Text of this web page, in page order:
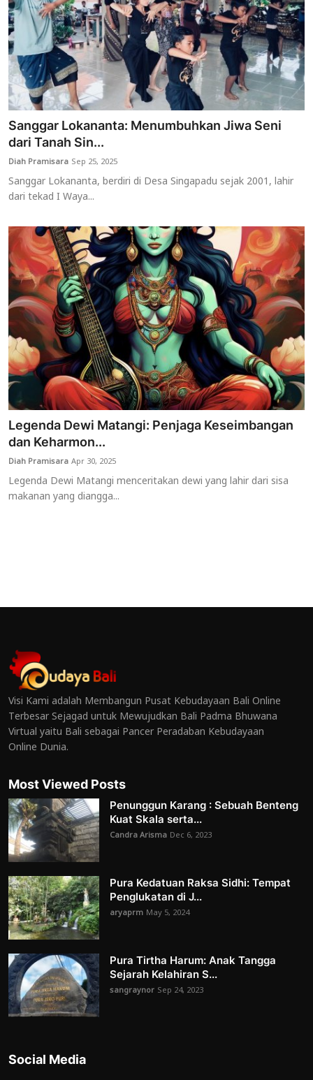
Sanggar Lokananta: Menumbuhkan Jiwa Seni
dari Tanah Sin...
Diah Pramisara Sep 25, 2025
Sanggar Lokananta, berdiri di Desa Singapadu sejak 2001, lahir
dari tekad I Waya...
Legenda Dewi Matangi: Penjaga Keseimbangan
dan Keharmon...
Diah PramisaraApr 30, 2025
Legenda Dewi Matangi menceritakan dewi yang lahir dari sisa
makanan yang diangga...
Visi Kami adalah Membangun Pusat Kebudayaan Bali Online
Terbesar Sejagad untuk Mewujudkan Bali Padma Bhuwana
Virtual yaitu Bali sebagai Pancer Peradaban Kebudayaan
Online Dunia.
Most Viewed Posts
Penunggun Karang : Sebuah Benteng
Kuat Skala serta...
Candra Arisma Dec 6, 2023
Pura Kedatuan Raksa Sidhi: Tempat
Penglukatan di J...
aryaprm May 5, 2024
Pura Tirtha Harum: Anak Tangga
Sejarah Kelahiran S...
sangraynor Sep 24, 2023
Social Media